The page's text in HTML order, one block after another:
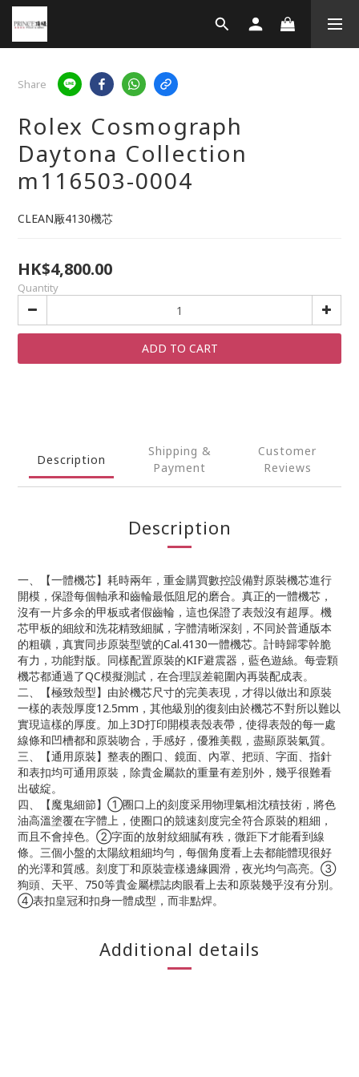
Share
Rolex Cosmograph
Daytona Collection
m116503-0004
CLEAN厰4130機芯
HK$4,800.00
Quantity
ADD TO CART
Description
Shipping &
Payment
Customer
Reviews
Description
一、【一體機芯】耗時兩年，重金購買數控設備對原裝機芯進行
開模，保證每個軸承和齒輪最低阻尼的磨合。真正的一體機芯，
沒有一片多余的甲板或者假齒輪，這也保證了表殼沒有超厚。機
芯甲板的細紋和洗花精致細膩，字體清晰深刻，不同於普通版本
的粗礦，真實同步原裝型號的Cal.4130一體機芯。計時歸零幹脆
有力，功能對版。同樣配置原裝的KIF避震器，藍色遊絲。每壹顆
機芯都通過了QC模擬測試，在合理誤差範圍內再裝配成表。
二、【極致殼型】由於機芯尺寸的完美表現，才得以做出和原裝
一樣的表殼厚度12.5mm，其他級別的復刻由於機芯不對所以難以
實現這樣的厚度。加上3D打印開模表殼表帶，使得表殼的每一處
線條和凹槽都和原裝吻合，手感好，優雅美觀，盡顯原裝氣質。
三、【通用原裝】整表的圈口、鏡面、內罩、把頭、字面、指針
和表扣均可通用原裝，除貴金屬款的重量有差別外，幾乎很難看
出破綻。
四、【魔鬼細節】➀圈口上的刻度采用物理氣相沈積技術，將色
油高溫塗覆在字體上，使圈口的競速刻度完全符合原裝的粗細，
而且不會掉色。➁字面的放射紋細膩有秩，微距下才能看到線
條。三個小盤的太陽紋粗細均勻，每個角度看上去都能體現很好
的光澤和質感。刻度丁和原裝壹樣邊緣圓滑，夜光均勻高亮。➂
狗頭、天平、750等貴金屬標誌肉眼看上去和原裝幾乎沒有分別。
➃表扣皇冠和扣身一體成型，而非點焊。
Additional details